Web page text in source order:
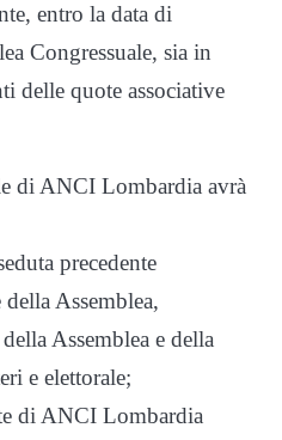
entro la data di
Congressuale, sia in
delle quote associative
di ANCI Lombardia avrà
precedente
Assemblea,
Assemblea e della
e elettorale;
di ANCI Lombardia